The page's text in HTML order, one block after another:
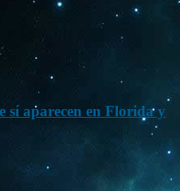
sí aparecen en Florida y